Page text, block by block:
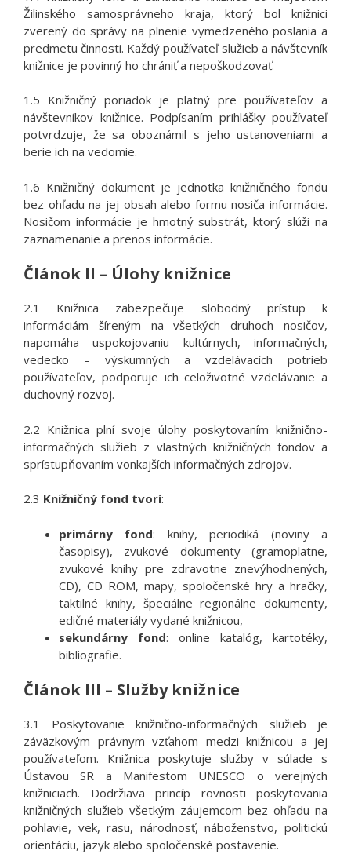
Žilinského samosprávneho kraja, ktorý bol knižnici
zverený do správy na plnenie vymedzeného poslania a
predmetu činnosti. Každý používateľ služieb a návštevník
knižnice je povinný ho chrániť a nepoškodzovať.
1.5 Knižničný poriadok je platný pre používateľov a
návštevníkov knižnice. Podpísaním prihlášky používateľ
potvrdzuje, že sa oboznámil s jeho ustanoveniami a
berie ich na vedomie.
1.6 Knižničný dokument je jednotka knižničného fondu
bez ohľadu na jej obsah alebo formu nosiča informácie.
Nosičom informácie je hmotný substrát, ktorý slúži na
zaznamenanie a prenos informácie.
Článok II – Úlohy knižnice
2.1 Knižnica zabezpečuje slobodný prístup k
informáciám šíreným na všetkých druhoch nosičov,
napomáha uspokojovaniu kultúrnych, informačných,
vedecko – výskumných a vzdelávacích potrieb
používateľov, podporuje ich celoživotné vzdelávanie a
duchovný rozvoj.
2.2 Knižnica plní svoje úlohy poskytovaním knižnično-
informačných služieb z vlastných knižničných fondov a
sprístupňovaním vonkajších informačných zdrojov.
2.3 Knižničný fond tvorí:
primárny fond: knihy, periodiká (noviny a
časopisy), zvukové dokumenty (gramoplatne,
zvukové knihy pre zdravotne znevýhodnených,
CD), CD ROM, mapy, spoločenské hry a hračky,
taktilné knihy, špeciálne regionálne dokumenty,
edičné materiály vydané knižnicou,
sekundárny fond: online katalóg, kartotéky,
bibliografie.
Článok III – Služby knižnice
3.1 Poskytovanie knižnično-informačných služieb je
záväzkovým právnym vzťahom medzi knižnicou a jej
používateľom. Knižnica poskytuje služby v súlade s
Ústavou SR a Manifestom UNESCO o verejných
knižniciach. Dodržiava princíp rovnosti poskytovania
knižničných služieb všetkým záujemcom bez ohľadu na
pohlavie, vek, rasu, národnosť, náboženstvo, politickú
orientáciu, jazyk alebo spoločenské postavenie.